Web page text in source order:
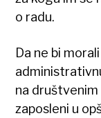
o radu.
Da ne bi
na društvenim
zaposleni u